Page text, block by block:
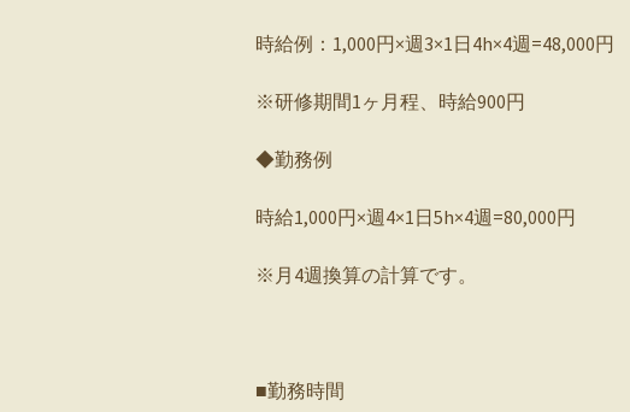
時給例：1,000円×週3×1日4h×4週=48,000円
※研修期間1ヶ月程、時給900円
◆勤務例
時給1,000円×週4×1日5h×4週=80,000円
※月4週換算の計算です。
■勤務時間